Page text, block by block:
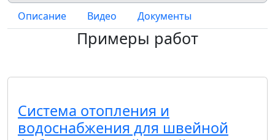
Описание Видео Документы
Примеры работ
Система отопления и
водоснабжения для швейной